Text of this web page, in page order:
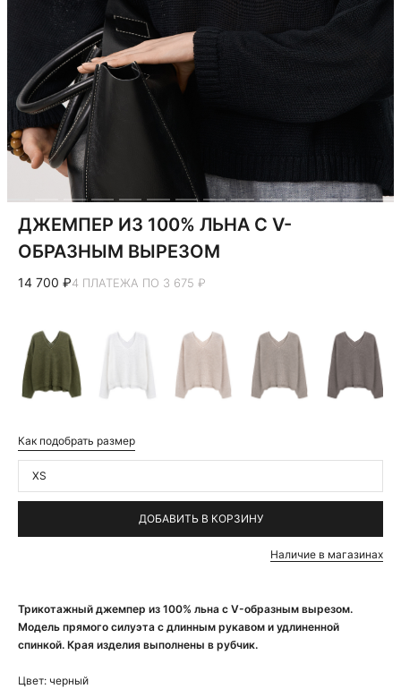
Трикотажный джемпер из 100% льна с V-образным вырезом.
Модель прямого силуэта с длинным рукавом и удлиненной
спинкой. Края изделия выполнены в рубчик.
Цвет: черный
ДЖЕМПЕР ИЗ 100% ЛЬНА С V-
ОБРАЗНЫМ ВЫРЕЗОМ
14 700 ₽4 ПЛАТЕЖА ПО 3 675 ₽
Как подобрать размер
XS
ДОБАВИТЬ В КОРЗИНУ
Наличие в магазинах